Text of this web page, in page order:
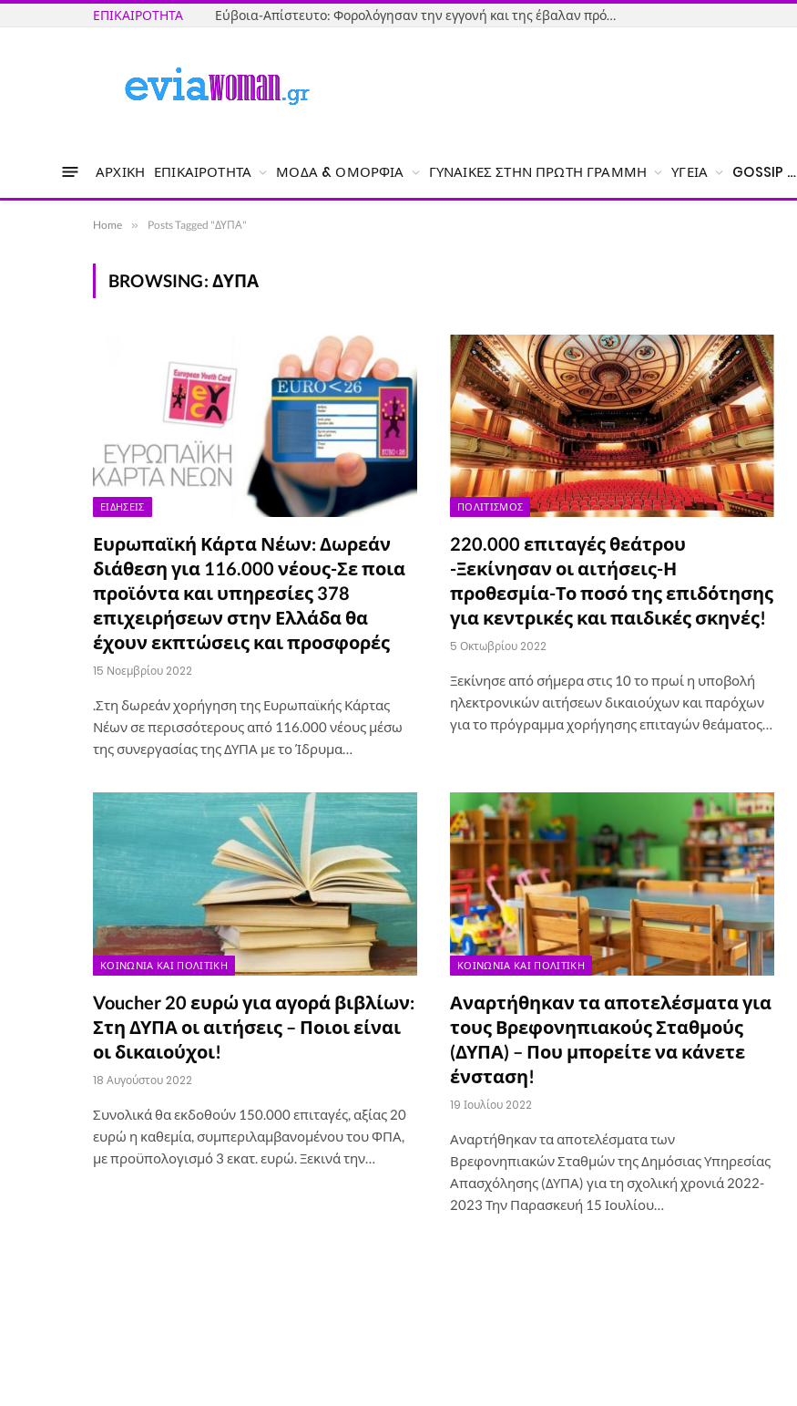
ΕΠΙΚΑΙΡΌΤΗΤΑ Εύβοια-Απίστευτο: Φορολόγησαν την εγγονή και της έβαλαν πρόστιμο γιατί δεν δήλωσε το χαρτζιλίκι του παππού!
ΑΡΧΙΚΉ ΕΠΙΚΑΙΡΌΤΗΤΑ ΜΌΔΑ & ΟΜΟΡΦΙΆ ΓΥΝΑΊΚΕΣ ΣΤΗΝ ΠΡΏΤΗ ΓΡΑΜΜΉ ΥΓΕΊΑ GOSSIP …
Home » Posts Tagged "ΔΥΠΑ"
BROWSING: ΔΥΠΑ
ΕΙΔΉΣΕΙΣ
Ευρωπαϊκή Κάρτα Νέων: Δωρεάν
διάθεση για 116.000 νέους-Σε ποια
προϊόντα και υπηρεσίες 378
επιχειρήσεων στην Ελλάδα θα
έχουν εκπτώσεις και προσφορές
15 Νοεμβρίου 2022
.Στη δωρεάν χορήγηση της Ευρωπαϊκής Κάρτας
Νέων σε περισσότερους από 116.000 νέους μέσω
της συνεργασίας της ΔΥΠΑ με το Ίδρυμα…
ΠΟΛΙΤΙΣΜΌΣ
220.000 επιταγές θεάτρου
-Ξεκίνησαν οι αιτήσεις-Η
προθεσμία-Το ποσό της επιδότησης
για κεντρικές και παιδικές σκηνές!
5 Οκτωβρίου 2022
Ξεκίνησε από σήμερα στις 10 το πρωί η υποβολή
ηλεκτρονικών αιτήσεων δικαιούχων και παρόχων
για το πρόγραμμα χορήγησης επιταγών θεάματος…
ΚΟΙΝΩΝΊΑ ΚΑΙ ΠΟΛΙΤΙΚΉ
Voucher 20 ευρώ για αγορά βιβλίων:
Στη ΔΥΠΑ οι αιτήσεις – Ποιοι είναι
οι δικαιούχοι!
18 Αυγούστου 2022
Συνολικά θα εκδοθούν 150.000 επιταγές, αξίας 20
ευρώ η καθεμία, συμπεριλαμβανομένου του ΦΠΑ,
με προϋπολογισμό 3 εκατ. ευρώ. Ξεκινά την…
ΚΟΙΝΩΝΊΑ ΚΑΙ ΠΟΛΙΤΙΚΉ
Αναρτήθηκαν τα αποτελέσματα για
τους Βρεφονηπιακούς Σταθμούς
(ΔΥΠΑ) – Που μπορείτε να κάνετε
ένσταση!
19 Ιουλίου 2022
Αναρτήθηκαν τα αποτελέσματα των
Βρεφονηπιακών Σταθμών της Δημόσιας Υπηρεσίας
Απασχόλησης (ΔΥΠΑ) για τη σχολική χρονιά 2022-
2023 Την Παρασκευή 15 Ιουλίου…